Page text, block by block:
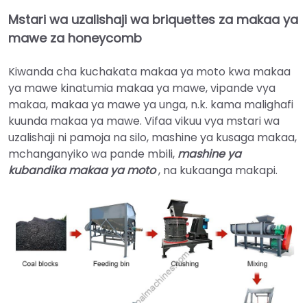
Mstari wa uzalishaji wa briquettes za makaa ya
mawe za honeycomb
Kiwanda cha kuchakata makaa ya moto kwa makaa
ya mawe kinatumia makaa ya mawe, vipande vya
makaa, makaa ya mawe ya unga, n.k. kama malighafi
kuunda makaa ya mawe. Vifaa vikuu vya mstari wa
uzalishaji ni pamoja na silo, mashine ya kusaga makaa,
mchanganyiko wa pande mbili, mashine ya
kubandika makaa ya moto, na kukaanga makapi.